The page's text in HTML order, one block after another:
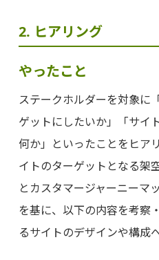
2. ヒアリング
やったこと
ステークホルダーを対象に
ゲットにしたいか」「サイ
何か」といったことをヒア
イトのターゲットとなる架
とカスタマージャーニーマ
を基に、以下の内容を考察
るサイトのデザインや構成